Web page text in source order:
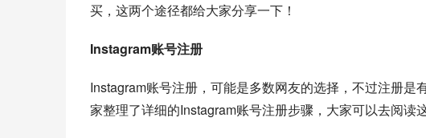
买，这两个途径都给大家分享一下！
Instagram账号注册
Instagram账号注册，可能是多数网友的选择，不过注册
家整理了详细的Instagram账号注册步骤，大家可以去阅读